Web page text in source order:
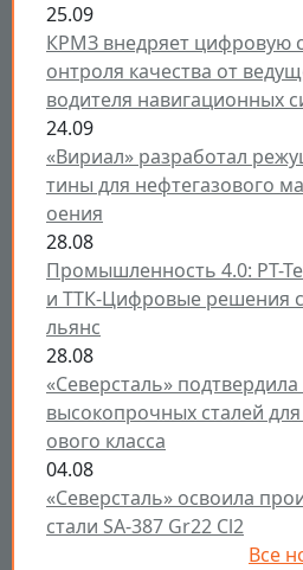
25.09
КРМЗ внедряет цифровую
онтроля качества от
водителя навигационных
24.09
«Вириал» разработал
тины для нефтегазового
оения
28.08
Промышленность 4.0: РТ-
и ТТК-Цифровые решения
льянс
28.08
«Северсталь» подтвердила
высокопрочных сталей
ового класса
04.08
«Северсталь» освоила
стали SA-387 Gr22 Cl2
Все